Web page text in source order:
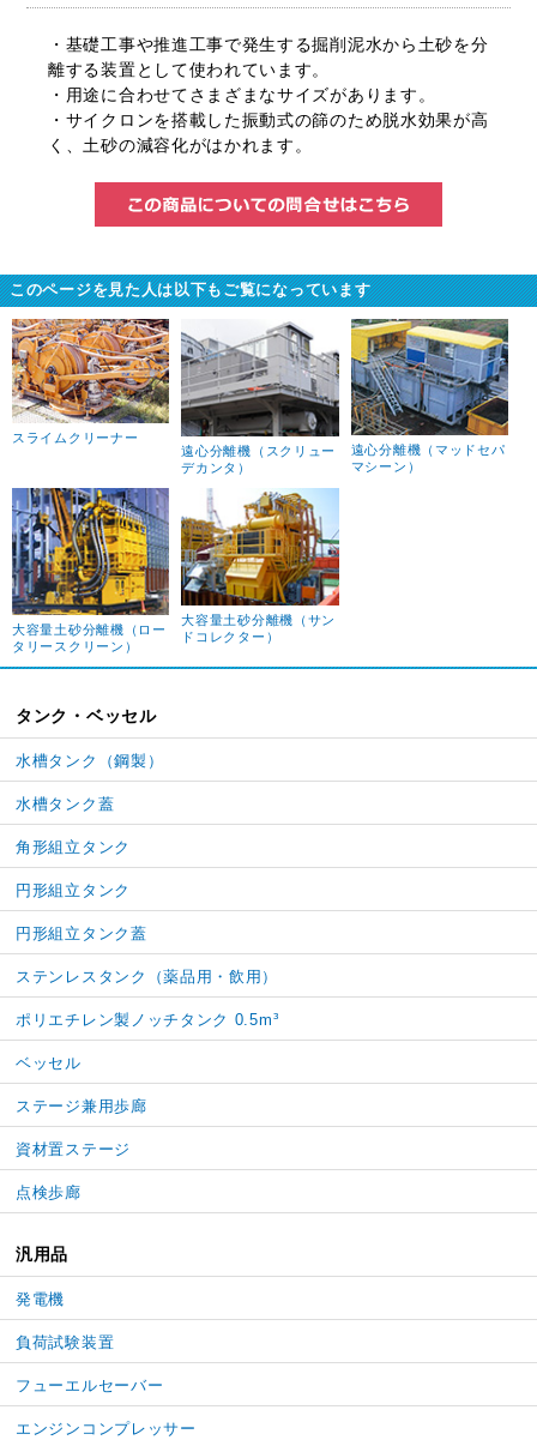
・基礎工事や推進工事で発生する掘削泥水から土砂を分
離する装置として使われています。
・用途に合わせてさまざまなサイズがあります。
・サイクロンを搭載した振動式の篩のため脱水効果が高
く、土砂の減容化がはかれます。
このページを見た人は以下もご覧になっています
スライムクリーナー
遠心分離機（スクリュー
デカンタ）
遠心分離機（マッドセパ
マシーン）
大容量土砂分離機（ロー
タリースクリーン）
大容量土砂分離機（サン
ドコレクター）
タンク・ベッセル
水槽タンク（鋼製）
水槽タンク蓋
角形組立タンク
円形組立タンク
円形組立タンク蓋
ステンレスタンク（薬品用・飲用）
ポリエチレン製ノッチタンク 0.5m³
ベッセル
ステージ兼用歩廊
資材置ステージ
点検歩廊
汎用品
発電機
負荷試験装置
フューエルセーバー
エンジンコンプレッサー